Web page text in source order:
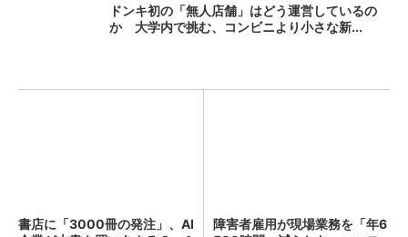
ドンキ初の「無人店舗」はどう運営しているの
か 大学内で挑む、コンビニより小さな新...
書店に「3000冊の発注」、AI
障害者雇用が現場業務を「年6